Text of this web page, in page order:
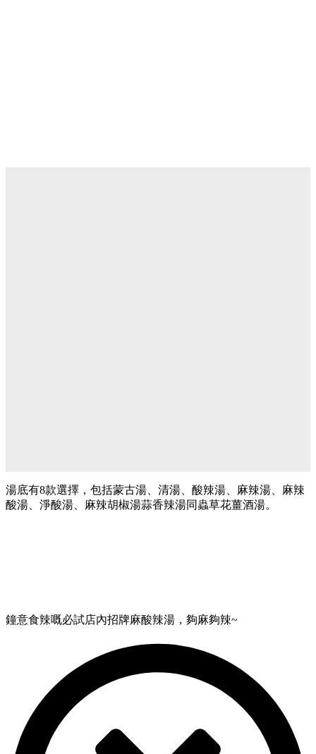
湯底有8款選擇，包括蒙古湯、清湯、酸辣湯、麻辣湯、麻辣
酸湯、淨酸湯、麻辣胡椒湯蒜香辣湯同蟲草花薑酒湯。
鐘意食辣嘅必試店內招牌麻酸辣湯，夠麻夠辣~